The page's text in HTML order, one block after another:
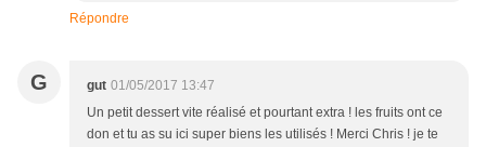
Répondre
G gut 01/05/2017 13:47
Un petit dessert vite réalisé et pourtant extra ! les fruits ont ce
don et tu as su ici super biens les utilisés ! Merci Chris ! je te